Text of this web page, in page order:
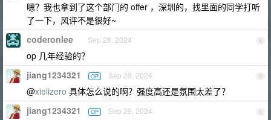
嗯？我也拿到了这个部门的 offer ，深圳的，找里面的同学打听
了一下，风评不是很好~
4
coderonlee Sep 28, 2024
op 几年经验的？
5
jiang1234321 OP Sep 29, 2024
@xielizero 具体怎么说的啊？强度高还是氛围太差了？
6
jiang1234321 OP Sep 29, 2024